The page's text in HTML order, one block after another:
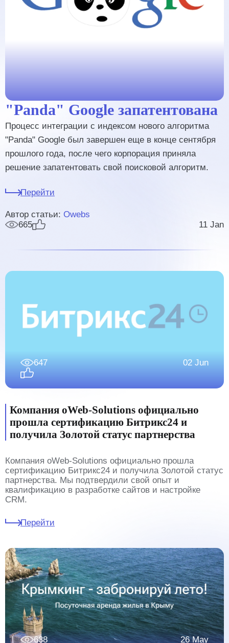
"Panda" Google запатентована
Процесс интеграции с индексом нового алгоритма
"Panda" Google был завершен еще в конце сентября
прошлого года, после чего корпорация приняла
решение запатентовать свой поисковой алгоритм.
Перейти
Автор статьи: Owebs
665
11 Jan
647 02 Jun
Компания oWeb-Solutions официально
прошла сертификацию Битрикс24 и
получила Золотой статус партнерства
Компания oWeb-Solutions официально прошла
сертификацию Битрикс24 и получила Золотой статус
партнерства. Мы подтвердили свой опыт и
квалификацию в разработке сайтов и настройке
CRM.
Перейти
688 26 May